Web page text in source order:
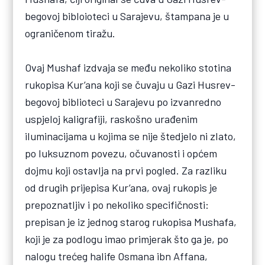
begovoj bibloioteci u Sarajevu, štampana je u
ograničenom tiražu.
Ovaj Mushaf izdvaja se među nekoliko stotina
rukopisa Kur’ana koji se čuvaju u Gazi Husrev-
begovoj biblioteci u Sarajevu po izvanredno
uspjeloj kaligrafiji, raskošno urađenim
iluminacijama u kojima se nije štedjelo ni zlato,
po luksuznom povezu, očuvanosti i općem
dojmu koji ostavlja na prvi pogled. Za razliku
od drugih prijepisa Kur’ana, ovaj rukopis je
prepoznatljiv i po nekoliko specifičnosti:
prepisan je iz jednog starog rukopisa Mushafa,
koji je za podlogu imao primjerak što ga je, po
nalogu trećeg halife Osmana ibn Affana,